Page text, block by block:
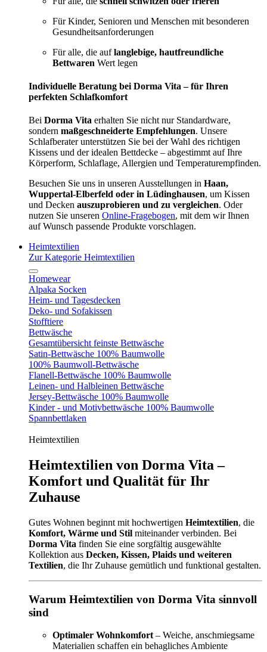
Für Kinder, Senioren und Menschen mit besonderen
Gesundheitsanforderungen
Für alle, die auflanglebige, hautfreundliche
Bettwaren Wert legen
Individuelle Beratung bei Dorma Vita – für Ihren
perfekten Schlafkomfort
Bei Dorma Vita erhalten Sie nicht nur Standardware,
sondern maßgeschneiderte Empfehlungen. Unsere
Schlafberater unterstützen Sie bei der Wahl des richtigen
Kissens und der idealen Bettdecke – abgestimmt auf Ihre
Körperform, Schlaflage, Allergien und Temperaturempfinden.
Besuchen Sie uns in unseren Ausstellungen in Haan,
Wuppertal-Elberfeld oder in Lüdinghausen, um Kissen
und Decken auszuprobieren und zu vergleichen. Oder
nutzen Sie unseren Online-Fragebogen, mit dem wir Ihnen
auf Wunsch passende Produkte vorschlagen.
Heimtextilien
Zur Kategorie Heimtextilien
Homewear
Alpaka Socken
Heim- und Tagesdecken
Deko- und Sofakissen
Stofftiere
Bettwäsche
Gesamtübersicht feinste Bettwäsche
Satin-Bettwäsche 100% Baumwolle
100% Baumwoll-Bettwäsche
Flanell-Bettwäsche 100% Baumwolle
Leinen- und Halbleinen Bettwäsche
Jersey-Bettwäsche 100% Baumwolle
Kinder - und Motivbettwäsche 100% Baumwolle
Spannbettlaken
Heimtextilien
Heimtextilien von Dorma Vita –
Komfort und Qualität für Ihr
Zuhause
Gutes Wohnen beginnt mit hochwertigen Heimtextilien, die
Komfort, Wärme und Stil miteinander verbinden. Bei
Dorma Vita finden Sie eine sorgfältig ausgewählte
Kollektion aus Decken, Kissen, Plaids und weiteren
Textilien, die Ihr Zuhause gemütlich und funktional gestalten.
Warum Heimtextilien von Dorma Vita sinnvoll
sind
Optimaler Wohnkomfort – Weiche, anschmiegsame
Materialien schaffen ein behagliches Ambiente